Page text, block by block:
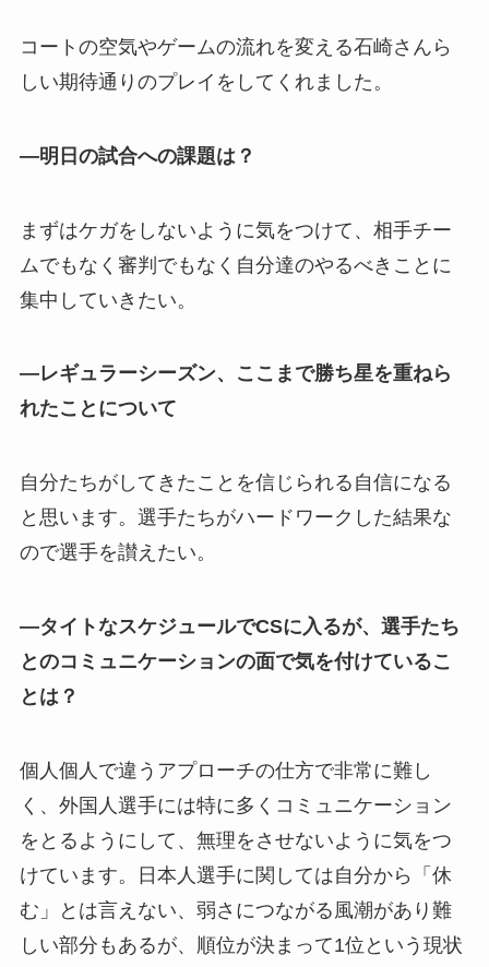
コートの空気やゲームの流れを変える石崎さんら
しい期待通りのプレイをしてくれました。
—明日の試合への課題は？
まずはケガをしないように気をつけて、相手チー
ムでもなく審判でもなく自分達のやるべきことに
集中していきたい。
—レギュラーシーズン、ここまで勝ち星を重ねら
れたことについて
自分たちがしてきたことを信じられる自信になる
と思います。選手たちがハードワークした結果な
ので選手を讃えたい。
—タイトなスケジュールでCSに入るが、選手たち
とのコミュニケーションの面で気を付けているこ
とは？
個人個人で違うアプローチの仕方で非常に難し
く、外国人選手には特に多くコミュニケーション
をとるようにして、無理をさせないように気をつ
けています。日本人選手に関しては自分から「休
む」とは言えない、弱さにつながる風潮があり難
しい部分もあるが、順位が決まって1位という現状